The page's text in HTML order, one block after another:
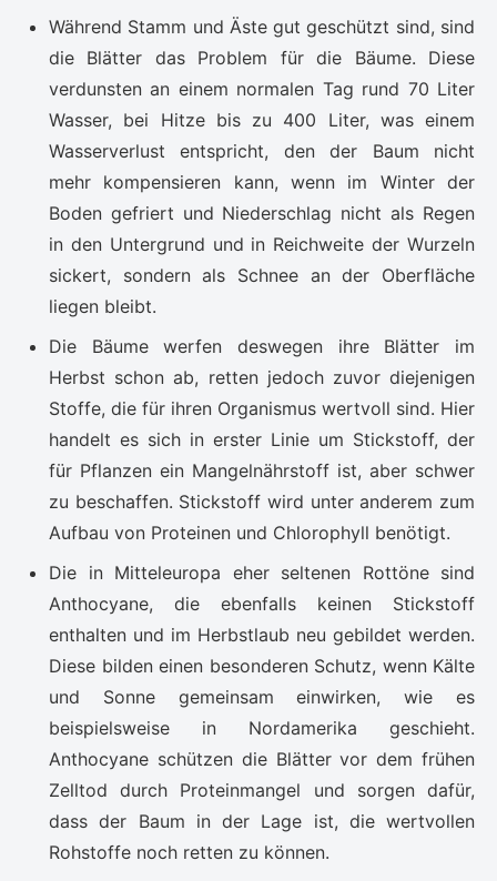
Während Stamm und Äste gut geschützt sind, sind
die Blätter das Problem für die Bäume. Diese
verdunsten an einem normalen Tag rund 70 Liter
Wasser, bei Hitze bis zu 400 Liter, was einem
Wasserverlust entspricht, den der Baum nicht
mehr kompensieren kann, wenn im Winter der
Boden gefriert und Niederschlag nicht als Regen
in den Untergrund und in Reichweite der Wurzeln
sickert, sondern als Schnee an der Oberfläche
liegen bleibt.
Die Bäume werfen deswegen ihre Blätter im
Herbst schon ab, retten jedoch zuvor diejenigen
Stoffe, die für ihren Organismus wertvoll sind. Hier
handelt es sich in erster Linie um Stickstoff, der
für Pflanzen ein Mangelnährstoff ist, aber schwer
zu beschaffen. Stickstoff wird unter anderem zum
Aufbau von Proteinen und Chlorophyll benötigt.
Die in Mitteleuropa eher seltenen Rottöne sind
Anthocyane, die ebenfalls keinen Stickstoff
enthalten und im Herbstlaub neu gebildet werden.
Diese bilden einen besonderen Schutz, wenn Kälte
und Sonne gemeinsam einwirken, wie es
beispielsweise in Nordamerika geschieht.
Anthocyane schützen die Blätter vor dem frühen
Zelltod durch Proteinmangel und sorgen dafür,
dass der Baum in der Lage ist, die wertvollen
Rohstoffe noch retten zu können.